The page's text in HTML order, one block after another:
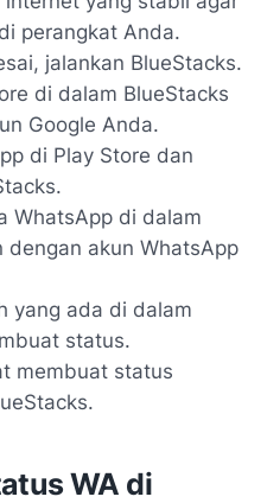
perangkat Anda.
jalankan BlueStacks.
di dalam BlueStacks
Google Anda.
di Play Store dan
WhatsApp di dalam
dengan akun WhatsApp
yang ada di dalam
status.
membuat status
WA di